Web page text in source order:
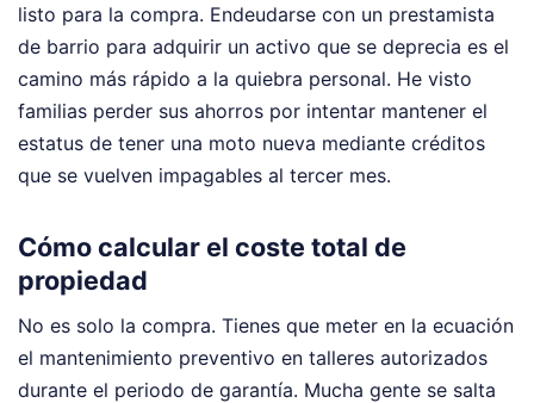
listo para la compra. Endeudarse con un prestamista
de barrio para adquirir un activo que se deprecia es el
camino más rápido a la quiebra personal. He visto
familias perder sus ahorros por intentar mantener el
estatus de tener una moto nueva mediante créditos
que se vuelven impagables al tercer mes.
Cómo calcular el coste total de
propiedad
No es solo la compra. Tienes que meter en la ecuación
el mantenimiento preventivo en talleres autorizados
durante el periodo de garantía. Mucha gente se salta